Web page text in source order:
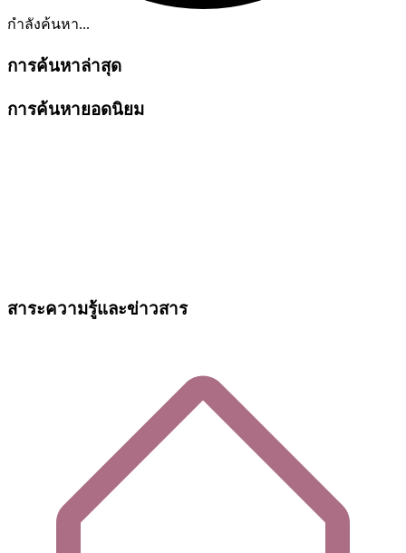
กำลังค้นหา...
การค้นหาล่าสุด
การค้นหายอดนิยม
สาระความรู้และข่าวสาร